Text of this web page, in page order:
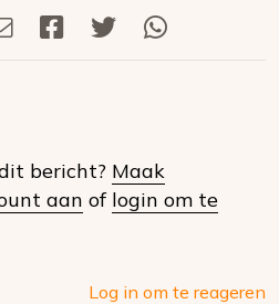
Deel
social
Deel
Deel
Deel
bericht? Maak
aan of login om te
Log in om te reageren